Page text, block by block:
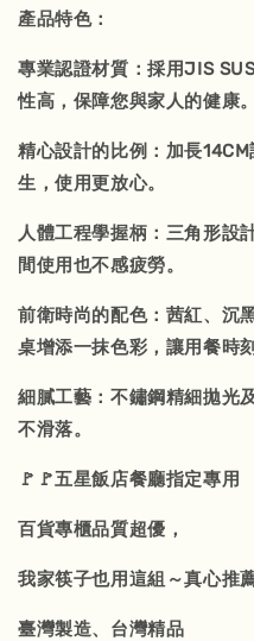
產品特色：
專業認證材質：採用JIS
性高，保障您與家人的健康。
精心設計的比例：加長
生，使用更放心。
人體工程學握柄：三角形設
間使用也不感疲勞。
前衛時尚的配色：茜紅、沉
桌增添一抹色彩，讓用餐時
細膩工藝：不鏽鋼精細拋光
不滑落。
🚩🚩五星飯店餐廳指定專用
百貨專櫃品質超優，
我家筷子也用這組～真心推
臺灣製造、台灣精品